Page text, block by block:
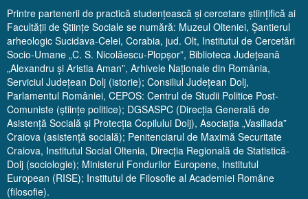
Printre partenerii de practică studențească și cercetare științifică ai
Facultății de Științe Sociale se numără: Muzeul Olteniei, Șantierul
arheologic Sucidava-Celei, Corabia, jud. Olt, Institutul de Cercetări
Socio-Umane „C. S. Nicolăescu-Plopșor”, Biblioteca Județeană
„Alexandru și Aristia Aman”, Arhivele Naționale din România,
Serviciul Județean Dolj (istorie); Consiliul Județean Dolj,
Parlamentul României, CEPOS: Centrul de Studii Politice Post-
Comuniste (științe politice); DGSASPC (Direcția Generală de
Asistență Socială și Protecția Copilului Dolj), Asociația „Vasiliada”
Craiova (asistență socială); Penitenciarul de Maximă Securitate
Craiova, Institutul Social Oltenia, Direcția Regională de Statistică-
Dolj (sociologie); Ministerul Fondurilor Europene, Institutul
European (RISE); Institutul de Filosofie al Academiei Române
(filosofie).